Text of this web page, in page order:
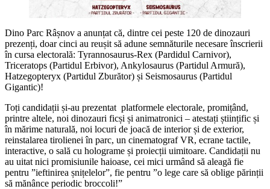
Dino Parc Râșnov a anunțat că, dintre cei peste 120 de dinozauri
prezenți, doar cinci au reușit să adune semnăturile necesare înscrierii
în cursa electorală: Tyrannosaurus-Rex (Pardidul Carnivor),
Triceratops (Partidul Erbivor), Ankylosaurus (Partidul Armură),
Hatzegopteryx (Partidul Zburător) și Seismosaurus (Partidul
Gigantic)!
Toți candidații și-au prezentat platformele electorale, promițând,
printre altele, noi dinozauri ficși și animatronici – atestați științific și
în mărime naturală, noi locuri de joacă de interior și de exterior,
reinstalarea tirolienei în parc, un cinematograf VR, ecrane tactile,
interactive, o sală cu holograme și proiecții uimitoare. Candidații nu
au uitat nici promisiunile haioase, cei mici urmând să aleagă fie
pentru ”ieftinirea șnițelelor”, fie pentru ”o lege care să oblige părinții
să mănânce periodic broccoli!”